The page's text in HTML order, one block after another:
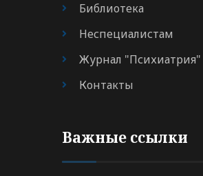
Библиотека
Неспециалистам
Журнал "Психиатрия"
Контакты
Важные ссылки